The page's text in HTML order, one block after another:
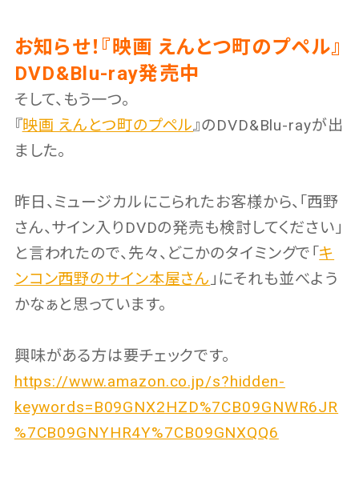
お知らせ！『映画 えんとつ町のプペル』
DVD&Blu-ray発売中
そして、もう一つ。
『映画 えんとつ町のプペル』のDVD&Blu-rayが出
ました。
昨日、ミュージカルにこられたお客様から、「西野
さん、サイン入りDVDの発売も検討してください」
と言われたので、先々、どこかのタイミングで「 キ
ンコン西野のサイン本屋さん」にそれも並べよう
かなぁと思っています。
興味がある方は要チェックです。
https://www.amazon.co.jp/s?hidden-
keywords=B09GNX2HZD%7CB09GNWR6JR
%7CB09GNYHR4Y%7CB09GNXQQ6